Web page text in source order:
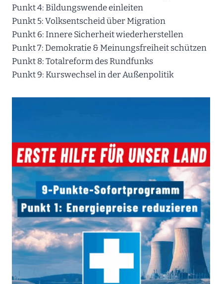
Punkt 4: Bildungswende einleiten
Punkt 5: Volksentscheid über Migration
Punkt 6: Innere Sicherheit wiederherstellen
Punkt 7: Demokratie & Meinungsfreiheit schützen
Punkt 8: Totalreform des Rundfunks
Punkt 9: Kurswechsel in der Außenpolitik